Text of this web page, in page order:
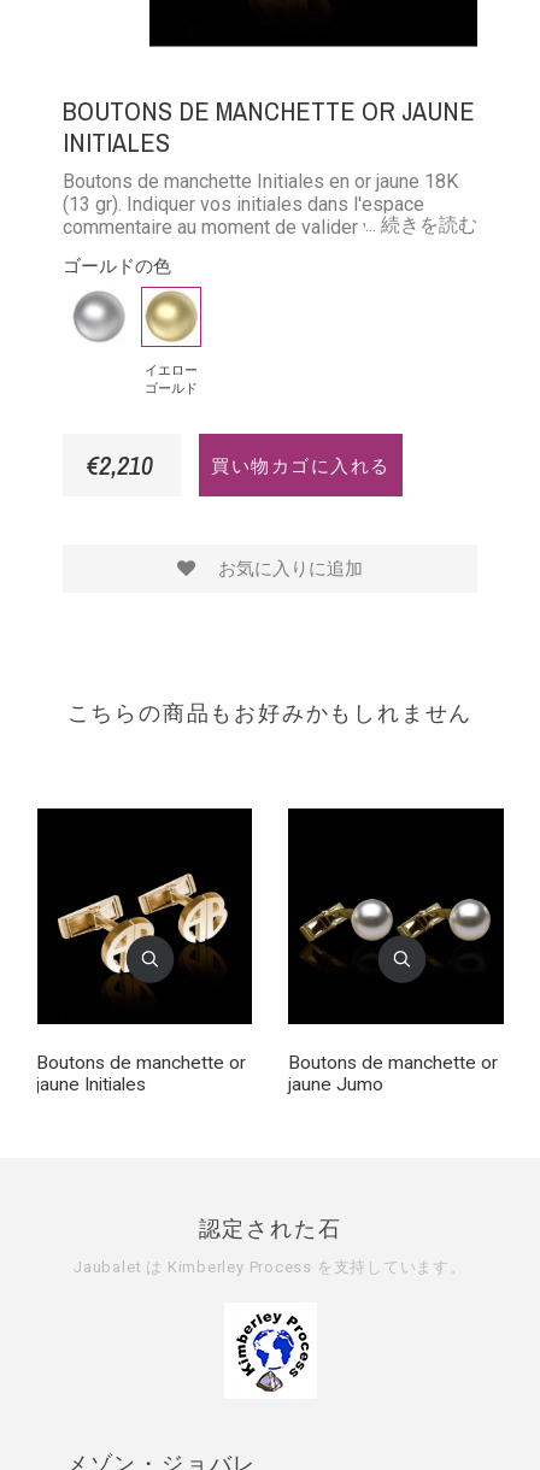
BOUTONS DE MANCHETTE OR JAUNE
INITIALES
Boutons de manchette Initiales en or jaune 18K
(13 gr). Indiquer vos initiales dans l'espace
commentaire au moment de valider votre... 続きを読む
ゴールドの色
ホ
ワ
ー
イ
エ
ロ
ー
ー
イエロー
ゴールド
€2,210 買い物カゴに入れる
お気に入りに追加
こちらの商品もお好みかもしれません
Boutons de manchette or
jaune Initiales
Boutons de manchette or
jaune Jumo
認定された石
Jaubalet は Kimberley Process を支持しています。
メゾン・ジョバレ